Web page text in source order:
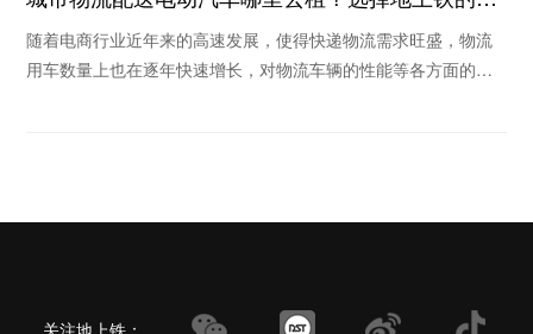
由
随着电商行业近年来的高速发展，使得快递物流需求旺盛，物流
用车数量上也在逐年快速增长，对物流车辆的性能等各方面的要
关注地上铁：